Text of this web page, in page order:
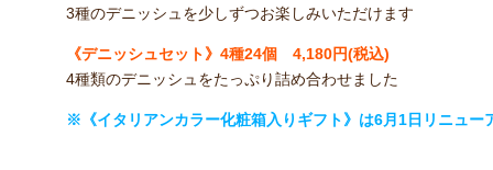
3種のデニッシュを少しずつお楽しみいただけます
《デニッシュセット》4種24個 4,180円(税込)
4種類のデニッシュをたっぷり詰め合わせました
※《イタリアンカラー化粧箱入りギフト》は6月1日リニュー